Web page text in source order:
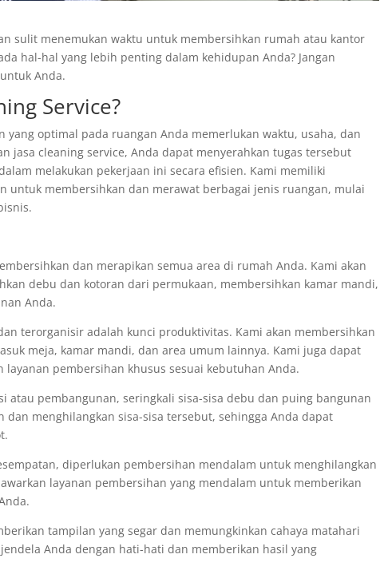
sulit menemukan waktu untuk membersihkan rumah atau kantor
hal-hal yang lebih penting dalam kehidupan Anda? Jangan
Anda.
Service?
optimal pada ruangan Anda memerlukan waktu, usaha, dan
jasa cleaning service, Anda dapat menyerahkan tugas tersebut
melakukan pekerjaan ini secara efisien. Kami memiliki
untuk membersihkan dan merawat berbagai jenis ruangan, mulai
dan merapikan semua area di rumah Anda. Kami akan
debu dan kotoran dari permukaan, membersihkan kamar mandi,
Anda.
terorganisir adalah kunci produktivitas. Kami akan membersihkan
meja, kamar mandi, dan area umum lainnya. Kami juga dapat
pembersihan khusus sesuai kebutuhan Anda.
atau pembangunan, seringkali sisa-sisa debu dan puing bangunan
menghilangkan sisa-sisa tersebut, sehingga Anda dapat
diperlukan pembersihan mendalam untuk menghilangkan
layanan pembersihan yang mendalam untuk memberikan
tampilan yang segar dan memungkinkan cahaya matahari
Anda dengan hati-hati dan memberikan hasil yang